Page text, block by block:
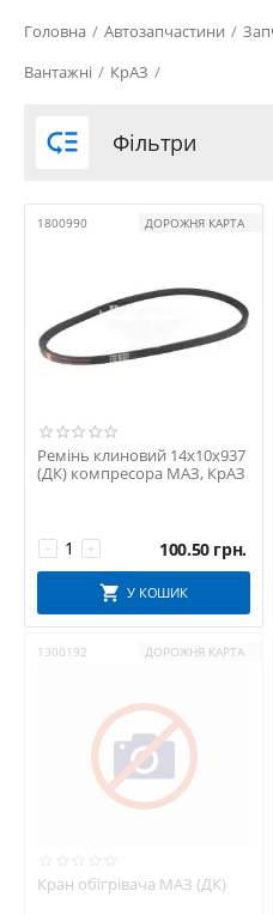
Головна / Автозапчастини /
Вантажні / КрАЗ /
 Фільтри
1800990 ДОРОЖНЯ КАРТА
Ремінь клиновий 14х10х937
(ДК) компресора МАЗ, КрАЗ
+
− 100.50 грн.
У КОШИК
1300192 ДОРОЖНЯ КАРТА
Кран обігрівача МАЗ (ДК)